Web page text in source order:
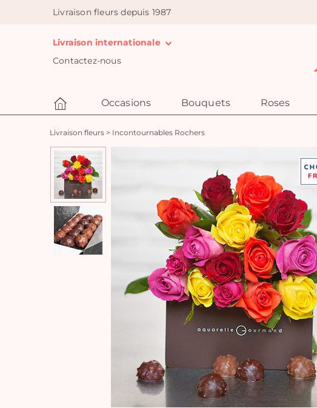
Livraison fleurs depuis 1987
Livraison internationale
Contactez-nous
Occasions Bouquets Roses
Livraison fleurs > Incontournables Rochers